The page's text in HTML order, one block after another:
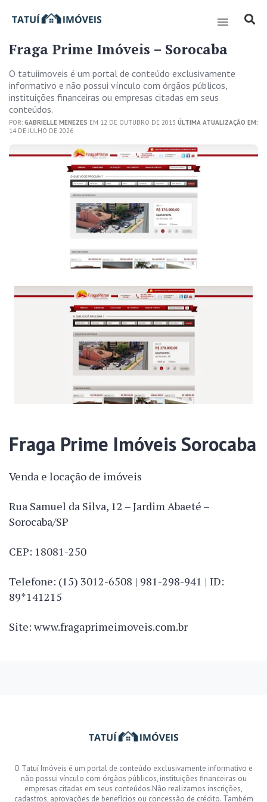
Fraga Prime Imóveis – Sorocaba
O tatuiimoveis é um portal de conteúdo exclusivamente
informativo e não possui vínculo com órgãos públicos,
instituições financeiras ou empresas citadas em seus
conteúdos.
POR: GABRIELLE MENEZES EM 12 DE OUTUBRO DE 2013 ÚLTIMA ATUALIZAÇÃO EM:
14 DE JULHO DE 2026
Fraga Prime Imóveis Sorocaba
Venda e locação de imóveis
Rua Samuel da Silva, 12 – Jardim Abaeté –
Sorocaba/SP
CEP: 18081-250
Telefone: (15) 3012-6508 | 981-298-941 | ID:
89*141215
Site: www.fragaprimeimoveis.com.br
O Tatuí Imóveis é um portal de conteúdo exclusivamente informativo e
não possui vínculo com órgãos públicos, instituições financeiras ou
empresas citadas em seus conteúdos.Não realizamos inscrições,
cadastros, aprovações de benefícios ou concessão de crédito. Também